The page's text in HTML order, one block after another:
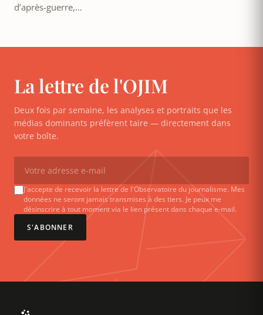
d’après-guerre,…
La lettre de l'OJIM
Deux fois par semaine, les analyses et portraits que les
médias dominants préfèrent taire — directement dans
votre boîte.
J'accepte de recevoir la lettre de l'Observatoire du journalisme. Mes
données ne seront jamais transmises à des tiers. Je peux me
désinscrire à tout moment via le lien présent dans chaque e-mail.
S'ABONNER